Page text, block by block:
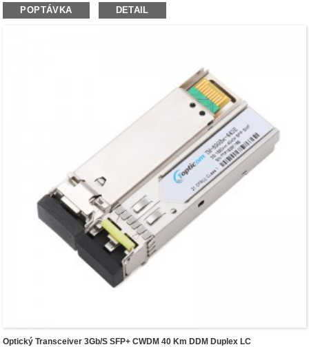
POPTÁVKA DETAIL
Optický Transceiver 3Gb/s SFP+ CWDM 40 Km DDM Duplex LC